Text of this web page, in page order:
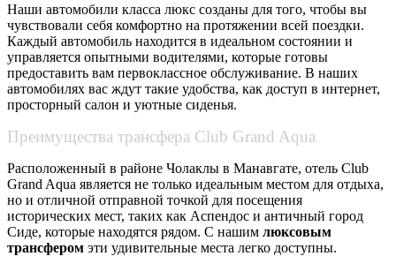
Наши автомобили класса люкс созданы для того, чтобы вы
чувствовали себя комфортно на протяжении всей поездки.
Каждый автомобиль находится в идеальном состоянии и
управляется опытными водителями, которые готовы
предоставить вам первоклассное обслуживание. В наших
автомобилях вас ждут такие удобства, как доступ в интернет,
просторный салон и уютные сиденья.
Преимущества трансфера Club Grand Aqua
Расположенный в районе Чолаклы в Манавгате, отель Club
Grand Aqua является не только идеальным местом для отдыха,
но и отличной отправной точкой для посещения
исторических мест, таких как Аспендос и античный город
Сиде, которые находятся рядом. С нашим люксовым
трансфером эти удивительные места легко доступны.